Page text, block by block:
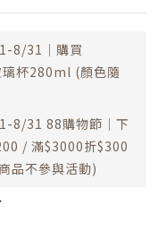
8/31｜購買
杯280ml (顏色隨
8/31 88購物節｜下
/ 滿$3000折$300
品不參與活動)